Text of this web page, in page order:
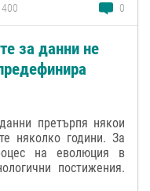
400 0
за данни не
претърпя някои
няколко години. За
на еволюция в
постижения.